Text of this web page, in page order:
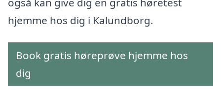
hjemme hos dig i Kalundborg.
Book gratis høreprøve hjemme hos
dig